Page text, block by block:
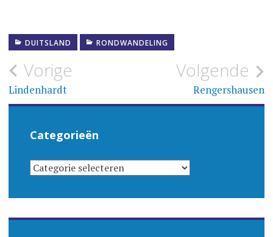
DUITSLAND RONDWANDELING
Bericht
navigatie
Vorige
Lindenhardt
Volgende
Rengershausen
Categorieën
CATEGORIEËN